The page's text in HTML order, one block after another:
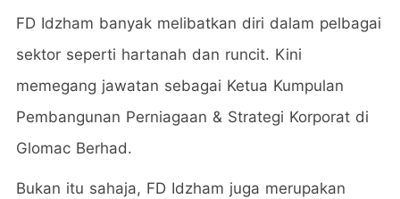
FD Idzham banyak melibatkan diri dalam pelbagai
sektor seperti hartanah dan runcit. Kini
memegang jawatan sebagai Ketua Kumpulan
Pembangunan Perniagaan & Strategi Korporat di
Glomac Berhad.
Bukan itu sahaja, FD Idzham juga merupakan